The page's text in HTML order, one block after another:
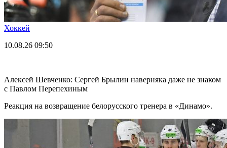
Хоккей
10.08.26 09:50
Алексей Шевченко: Сергей Брылин наверняка даже не знаком
с Павлом Перепехиным
Реакция на возвращение белорусского тренера в «Динамо».